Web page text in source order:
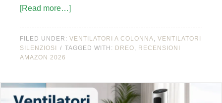
[Read more…]
FILED UNDER: VENTILATORI A COLONNA, VENTILATORI
SILENZIOSI
TAGGED WITH: DREO, RECENSIONI
AMAZON 2026